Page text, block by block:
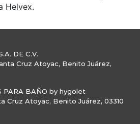
Helvex.
DE C.V.
Cruz Atoyac, Benito Juárez,
PARA BAÑO by hygolet
Cruz Atoyac, Benito Juárez, 03310